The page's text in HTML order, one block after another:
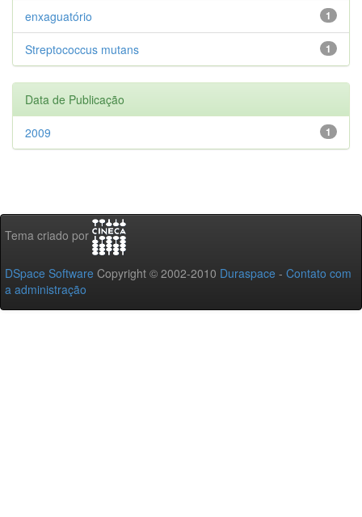
1
enxaguatório
1
Streptococcus mutans
Data de Publicação
1
2009
Tema criado por
DSpace Software Copyright © 2002-2010 Duraspace - Contato com
a administração